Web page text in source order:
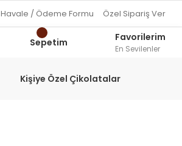
Havale / Ödeme Formu Özel Sipariş Ver
Sepetim Favorilerim
En Sevilenler
Kişiye Özel Çikolatalar